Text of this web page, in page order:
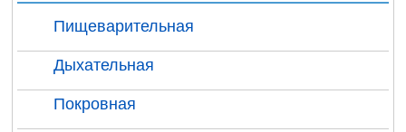
Пищеварительная
Дыхательная
Покровная